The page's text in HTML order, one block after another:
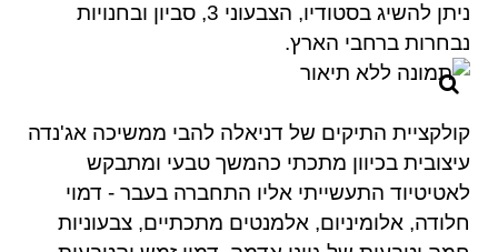
ניתן להשיג בסטודיו, הצבעוני 3, סביון ובחנויות
נבחרות ברחבי הארץ.
קולקציית התיקים של דניאלה להבי ממשיכה אג'נדה
עיצובית בכיוון מתכתי כהמשך טבעי ומתבקש
לאטיטיוד התעשייתי אליו התחברה בעבר - דמוי
חלודה, אלומיניום, אלמנטים מתכתיים, צבעוניות